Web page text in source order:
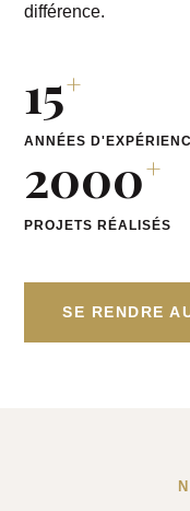
différence.
15+
ANNÉES
2000+
PROJETS RÉALISÉS
SE RENDRE